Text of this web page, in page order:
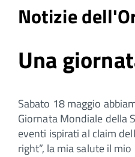
Notizie
Una
Sabato 18 maggio
Giornata Mondiale della
eventi ispirati al claim
right”, la mia salute il